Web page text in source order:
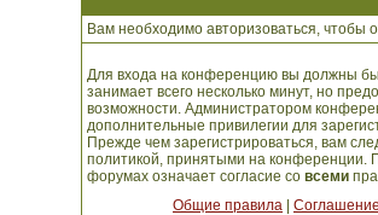
Вам необходимо авторизоваться, чтобы
Для входа на конференцию вы должны
занимает всего несколько минут, но
возможности. Администратором
дополнительные привилегии для
Прежде чем зарегистрироваться, вам
политикой, принятыми на конференции.
форумах означает согласие со всеми
Общие правила